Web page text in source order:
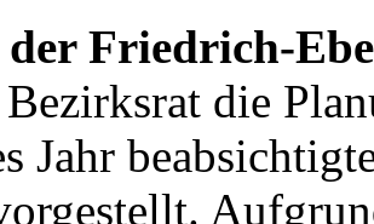
der Friedrich-
die
Jahr